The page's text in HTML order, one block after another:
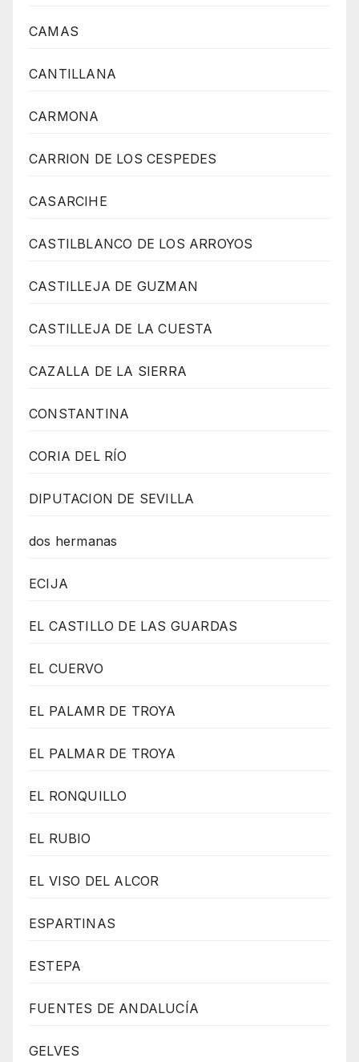
CAMAS
CANTILLANA
CARMONA
CARRION DE LOS CESPEDES
CASARCIHE
CASTILBLANCO DE LOS ARROYOS
CASTILLEJA DE GUZMAN
CASTILLEJA DE LA CUESTA
CAZALLA DE LA SIERRA
CONSTANTINA
CORIA DEL RÍO
DIPUTACION DE SEVILLA
dos hermanas
ECIJA
EL CASTILLO DE LAS GUARDAS
EL CUERVO
EL PALAMR DE TROYA
EL PALMAR DE TROYA
EL RONQUILLO
EL RUBIO
EL VISO DEL ALCOR
ESPARTINAS
ESTEPA
FUENTES DE ANDALUCÍA
GELVES